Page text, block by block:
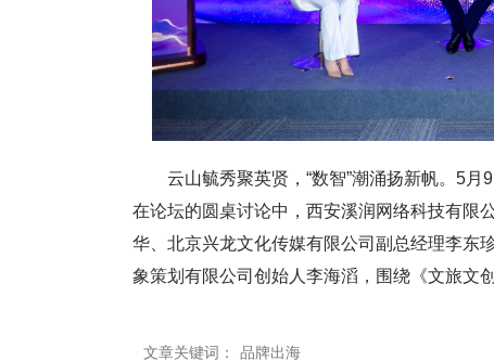
云山毓秀聚英贤，“数智”潮涌扬新帆。5月
在论坛的圆桌讨论中，西安溪润网络科技有限
华、北京兴龙文化传媒有限公司副总经理李东
象策划有限公司创始人李海滔，围绕《文旅文
文章关键词： 品牌出海